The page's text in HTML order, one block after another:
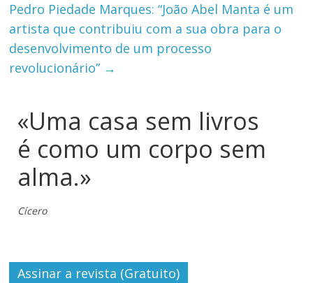
Pedro Piedade Marques: “João Abel Manta é um
artista que contribuiu com a sua obra para o
desenvolvimento de um processo
revolucionário” →
«Uma casa sem livros
é como um corpo sem
alma.»
Cícero
Assinar a revista (Gratuito)